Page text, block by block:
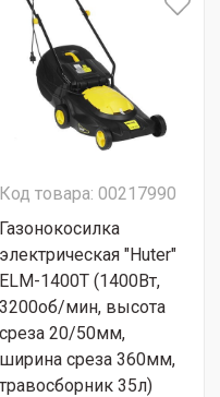
Код товара: 00217990
Газонокосилка
электрическая "Huter"
ELM-1400Т (1400Вт,
3200об/мин, высота
среза 20/50мм,
ширина среза 360мм,
травосборник 35л)